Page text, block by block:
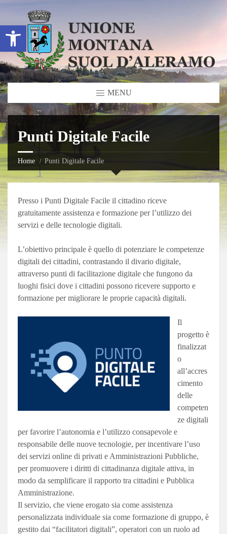
Open toolbar
MENU
Punti Digitale Facile
Home Punti Digitale Facile
Presso i Punti Digitale Facile il cittadino riceve
gratuitamente assistenza e formazione per l’utilizzo dei
servizi e delle tecnologie digitali.
L’obiettivo principale è quello di potenziare le competenze
digitali dei cittadini, contrastando il divario digitale,
attraverso punti di facilitazione digitale che fungono da
luoghi fisici dove i cittadini possono ricevere supporto e
formazione per migliorare le proprie capacità digitali.
Il
progetto è
finalizzat
o
all’accres
cimento
delle
competen
ze digitali
per favorire l’autonomia e l’utilizzo consapevole e
responsabile delle nuove tecnologie, per incentivare l’uso
dei servizi online di privati e Amministrazioni Pubbliche,
per promuovere i diritti di cittadinanza digitale attiva, in
modo da semplificare il rapporto tra cittadini e Pubblica
Amministrazione.
Il servizio, che viene erogato sia come assistenza
personalizzata individuale sia come formazione di gruppo, è
gestito dai “facilitatori digitali”, operatori con un ruolo ad